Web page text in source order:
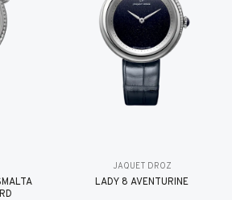
JAQUET DROZ
LADY 8 AVENTURINE